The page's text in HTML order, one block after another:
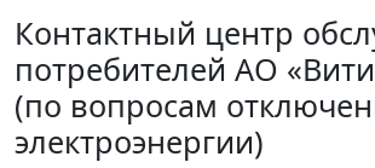
Контактный центр
потребителей АО
(по вопросам
электроэнергии)